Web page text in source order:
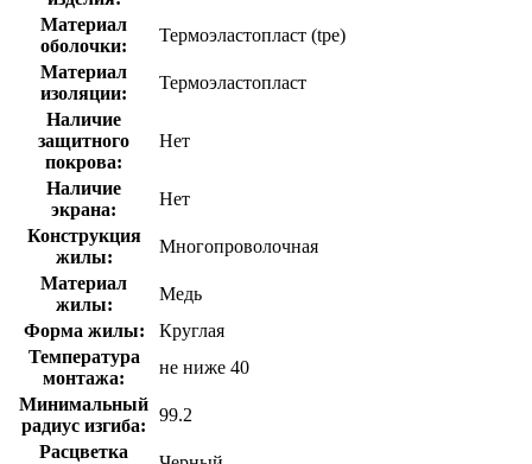
Материал
оболочки:
Термоэластопласт (tpe)
Материал
изоляции:
Термоэластопласт
Наличие
защитного
покрова:
Нет
Наличие
экрана:
Нет
Конструкция
жилы:
Многопроволочная
Материал
жилы:
Медь
Форма жилы:
Круглая
Температура
монтажа:
не ниже 40
Минимальный
радиус изгиба:
99.2
Расцветка